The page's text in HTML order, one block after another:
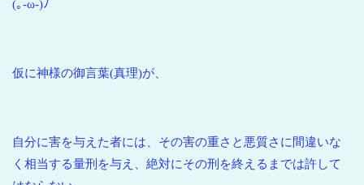
(｡-ω-)ﾉ
仮に神様の御言葉(真理)が、
自分に害を与えた者には、その害の重さと悪質さに間違いな
く相当する量刑を与え、絶対にその刑を終えるまでは許して